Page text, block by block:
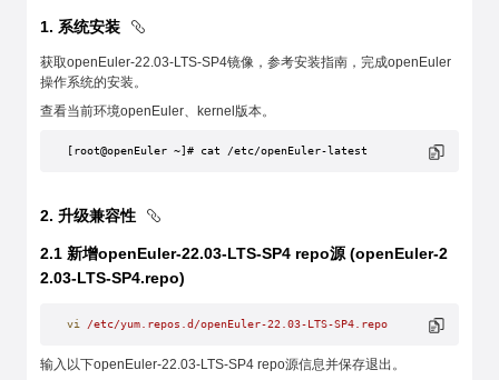
1. 系统安装
获取openEuler-22.03-LTS-SP4镜像，参考安装指南，完成openEuler
操作系统的安装。
查看当前环境openEuler、kernel版本。
[root@openEuler ~]# cat /etc/openEuler-latest
2. 升级兼容性
2.1 新增openEuler-22.03-LTS-SP4 repo源 (openEuler-2
2.03-LTS-SP4.repo)
vi /etc/yum.repos.d/openEuler-22.03-LTS-SP4.repo
输入以下openEuler-22.03-LTS-SP4 repo源信息并保存退出。